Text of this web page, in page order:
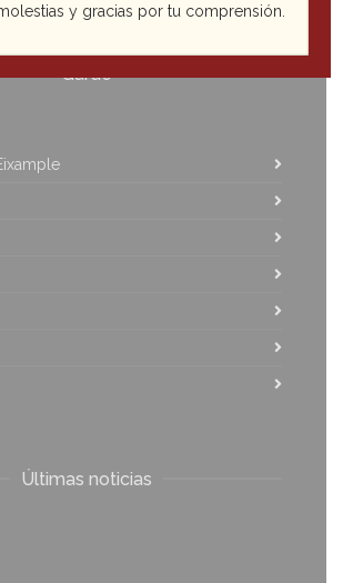
Garde
Últimas noticias
y gracias por tu comprensión.